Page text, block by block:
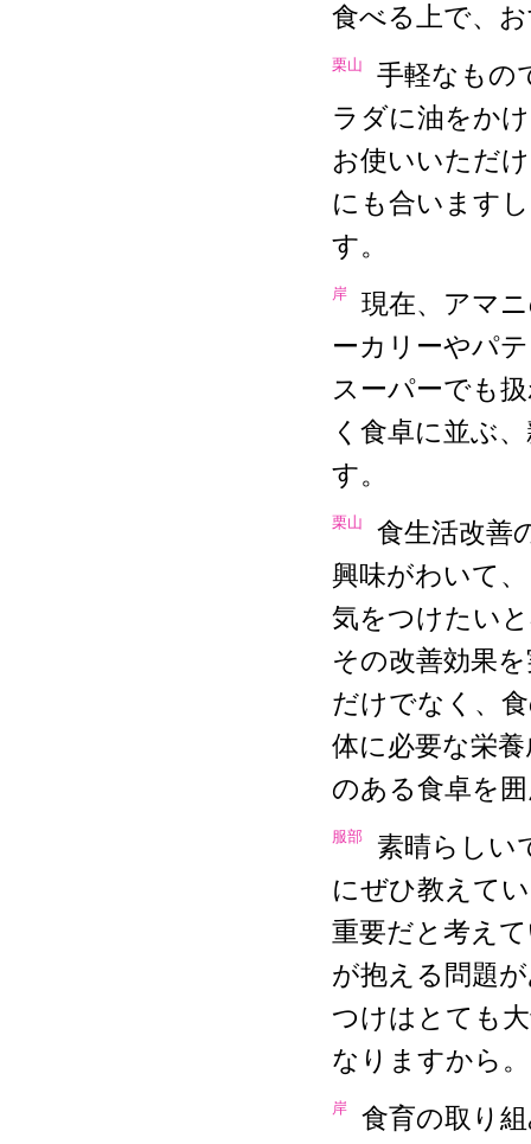
食べる上で、
栗山
手軽なもの
ラダに油をか
お使いいただ
にも合います
す。
岸
現在、アマ
ーカリーやパ
スーパーでも
く食卓に並ぶ
す。
栗山
食生活改善
興味がわいて
気をつけたい
その改善効果
だけでなく、
体に必要な栄
のある食卓を
服部
素晴らしい
にぜひ教えて
重要だと考え
が抱える問題
つけはとても
なりますから。
岸
食育の取り